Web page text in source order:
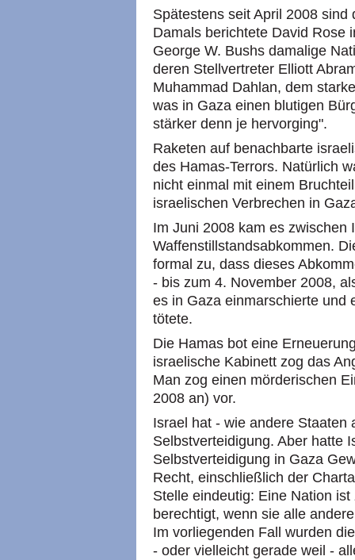
Spätestens seit April 2008
Damals berichtete David Rose
George W. Bushs damalige
deren Stellvertreter Elliott
Muhammad Dahlan, dem
was in Gaza einen blutigen
stärker denn je hervorging".
Raketen auf benachbarte
des Hamas-Terrors. Natürlich
nicht einmal mit einem
israelischen Verbrechen in
Im Juni 2008 kam es zwischen
Waffenstillstandsabkommen.
formal zu, dass dieses
- bis zum 4. November 2008,
es in Gaza einmarschierte und
tötete.
Die Hamas bot eine
israelische Kabinett zog das
Man zog einen mörderischen
2008 an) vor.
Israel hat - wie andere Staaten
Selbstverteidigung. Aber hatte
Selbstverteidigung in Gaza
Recht, einschließlich der
Stelle eindeutig: Eine Nation
berechtigt, wenn sie alle
Im vorliegenden Fall wurden
- oder vielleicht gerade weil -